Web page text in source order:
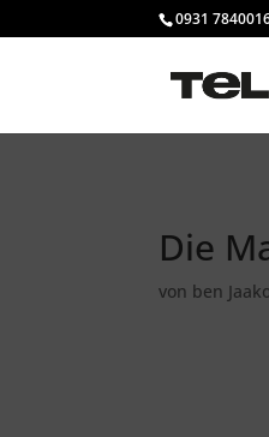
################# SINGLE
0931
Die
von ben